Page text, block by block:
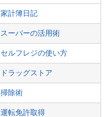
家計簿日記
スーパーの活用術
セルフレジの使い方
ドラッグストア
掃除術
運転免許取得